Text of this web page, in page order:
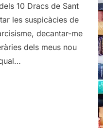
10 Dracs de Sant
les suspicàcies de
decantar-me
dels meus nou